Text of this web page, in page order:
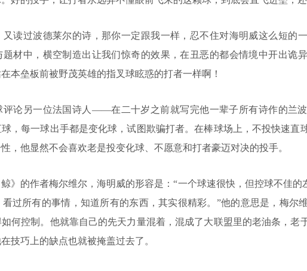
过波德莱尔的诗，那你一定跟我一样，忍不住对海明威这么短的
材中，横空制造出让我们惊奇的效果，在丑恶的都会情境中开出诡
本垒板前被野茂英雄的指叉球眩惑的打者一样啊！
另一位法国诗人——在二十岁之前就写完他一辈子所有诗作的兰波
，每一球出手都是变化球，试图欺骗打者。在棒球场上，不投快速直
，他显然不会喜欢老是投变化球、不愿意和打者豪迈对决的投手。
的作者梅尔维尔，海明威的形容是：“一个球速很快，但控球不佳的
过所有的事情，知道所有的东西，其实很精彩。”他的意思是，梅尔
何控制。他就靠自己的先天力量混着，混成了大联盟里的老油条，老
技巧上的缺点也就被掩盖过去了。